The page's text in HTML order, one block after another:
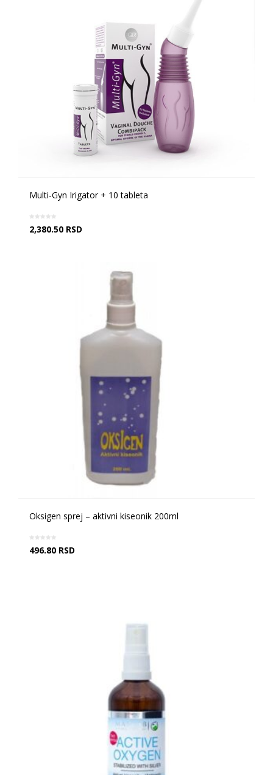
Multi-Gyn Irigator + 10 tableta
2,380.50 RSD
Oksigen sprej – aktivni kiseonik 200ml
496.80 RSD